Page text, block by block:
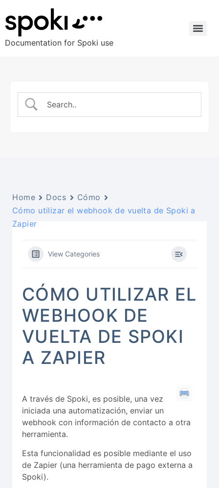
Documentation for Spoki use
Home Docs
Cómo
Cómo utilizar el webhook de vuelta de Spoki a
Zapier
View Categories
CÓMO UTILIZAR EL
WEBHOOK DE
VUELTA DE SPOKI
A ZAPIER
A través de Spoki, es posible, una vez
iniciada una automatización, enviar un
webhook con información de contacto a otra
herramienta.
Esta funcionalidad es posible mediante el uso
de Zapier (una herramienta de pago externa a
Spoki).